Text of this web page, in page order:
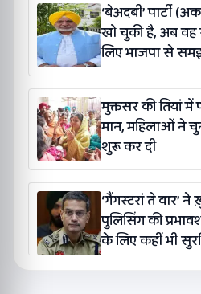
‘बेअदबी’ पार्टी
खो चुकी है, अब वह
लिए भाजपा से
कर रही है: बलतेज
मुक्तसर की तियां में
मान, महिलाओं ने
शुरू कर दी
‘गैंगस्टरां ते वार’
पुलिसिंग की
के लिए कहीं भी